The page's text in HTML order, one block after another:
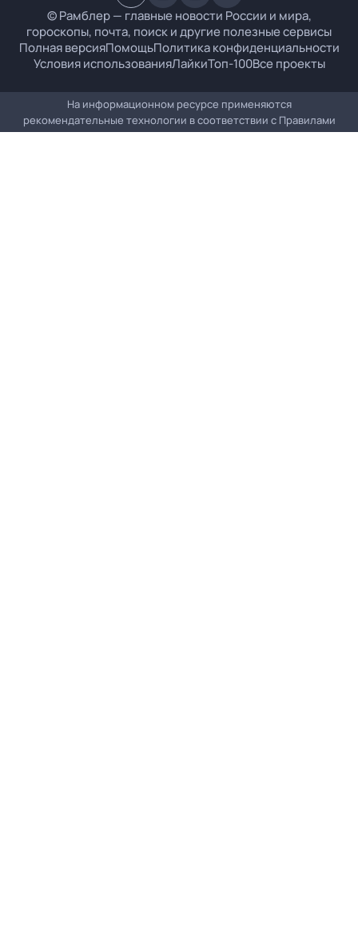
© Рамблер — главные новости России и мира,
гороскопы, почта, поиск и другие полезные сервисы
Полная версияПомощьПолитика конфиденциальности
Условия использованияЛайкиТоп-100Все проекты
На информационном ресурсе применяются
рекомендательные технологии в соответствии с Правилами